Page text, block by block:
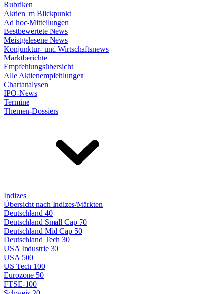
Rubriken
Aktien im Blickpunkt
Ad hoc-Mitteilungen
Bestbewertete News
Meistgelesene News
Konjunktur- und Wirtschaftsnews
Marktberichte
Empfehlungsübersicht
Alle Aktienempfehlungen
Chartanalysen
IPO-News
Termine
Themen-Dossiers
Indizes
Übersicht nach Indizes/Märkten
Deutschland 40
Deutschland Small Cap 70
Deutschland Mid Cap 50
Deutschland Tech 30
USA Industrie 30
USA 500
US Tech 100
Eurozone 50
FTSE-100